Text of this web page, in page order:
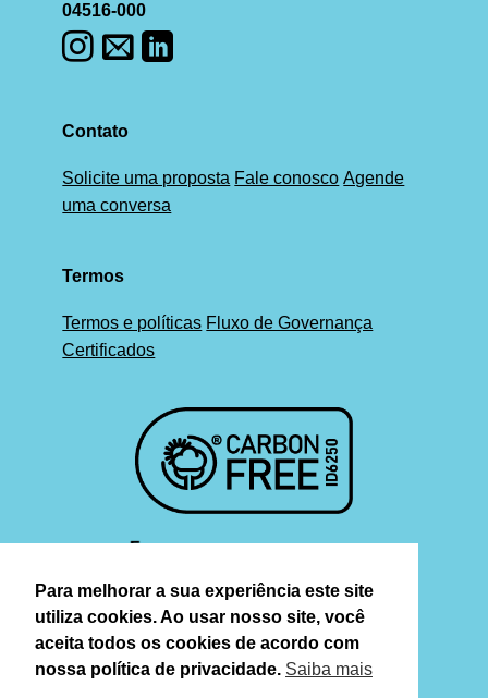
04516-000
Contato
Solicite uma proposta Fale conosco Agende
uma conversa
Termos
Termos e políticas Fluxo de Governança
Certificados
Para melhorar a sua experiência este site
utiliza cookies. Ao usar nosso site, você
aceita todos os cookies de acordo com
nossa política de privacidade. Saiba mais